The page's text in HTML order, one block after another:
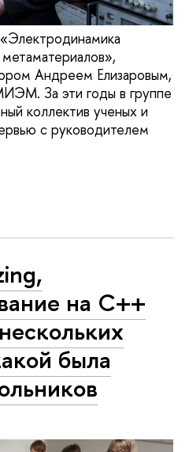
Андреем Елизаровым,
За эти годы в группе
коллектив ученых и
с руководителем
на С++
была